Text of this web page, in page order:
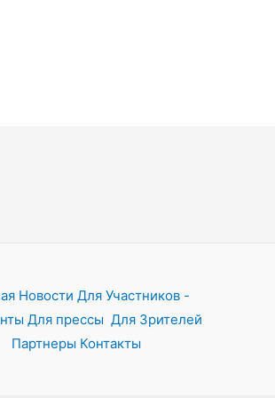
Новости Для Участников -
Для прессы Для Зрителей
Партнеры Контакты